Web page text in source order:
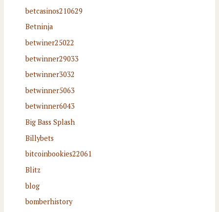
betcasinos210629
Betninja
betwiner25022
betwinner29033
betwinner3032
betwinner5063
betwinner6043
Big Bass Splash
Billybets
bitcoinbookies22061
Blitz
blog
bomberhistory